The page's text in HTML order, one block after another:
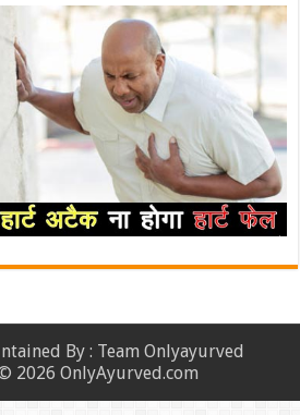
By : Team Onlyayurved
2026 OnlyAyurved.com